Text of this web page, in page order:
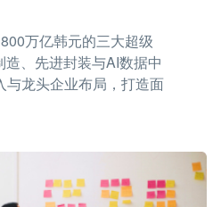
万亿韩元的三大超级
、先进封装与AI数据中
与龙头企业布局，打造面